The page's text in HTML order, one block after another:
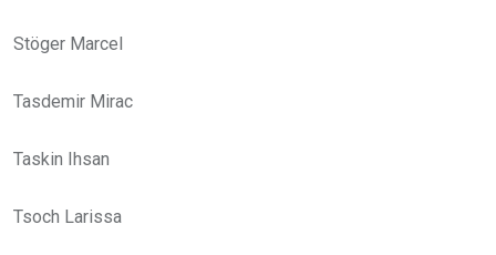
Stöger Marcel
Tasdemir Mirac
Taskin Ihsan
Tsoch Larissa